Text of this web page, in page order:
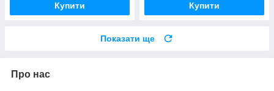
Купити Купити
Показати ще
Про нас